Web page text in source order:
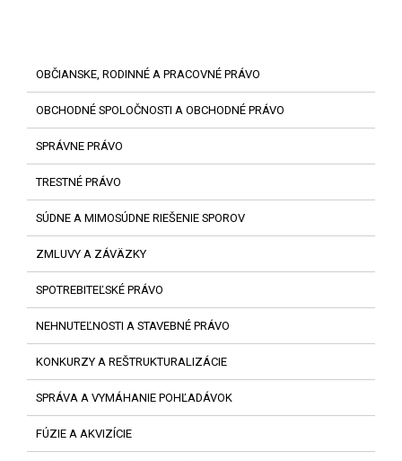
OBČIANSKE, RODINNÉ A PRACOVNÉ PRÁVO
OBCHODNÉ SPOLOČNOSTI A OBCHODNÉ PRÁVO
SPRÁVNE PRÁVO
TRESTNÉ PRÁVO
SÚDNE A MIMOSÚDNE RIEŠENIE SPOROV
ZMLUVY A ZÁVÄZKY
SPOTREBITEĽSKÉ PRÁVO
NEHNUTEĽNOSTI A STAVEBNÉ PRÁVO
KONKURZY A REŠTRUKTURALIZÁCIE
SPRÁVA A VYMÁHANIE POHĽADÁVOK
FÚZIE A AKVIZÍCIE